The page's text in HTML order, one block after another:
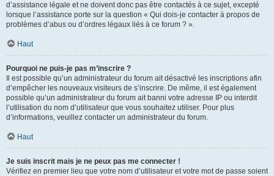
d’assistance légale et ne doivent donc pas être contactés à ce sujet, excepté
lorsque l’assistance porte sur la question « Qui dois-je contacter à propos de
problèmes d’abus ou d’ordres légaux liés à ce forum ? ».
Haut
Pourquoi ne puis-je pas m’inscrire ?
Il est possible qu’un administrateur du forum ait désactivé les inscriptions afin
d’empêcher les nouveaux visiteurs de s’inscrire. De même, il est également
possible qu’un administrateur du forum ait banni votre adresse IP ou interdit
l’utilisation du nom d’utilisateur que vous souhaitez utiliser. Pour plus
d’informations, veuillez contacter un administrateur du forum.
Haut
Je suis inscrit mais je ne peux pas me connecter !
Vérifiez en premier lieu que votre nom d’utilisateur et votre mot de passe soient